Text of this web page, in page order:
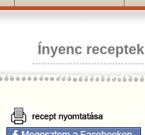
Ínyenc receptek